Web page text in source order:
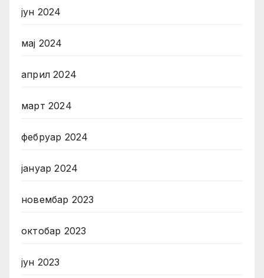
јун 2024
мај 2024
април 2024
март 2024
фебруар 2024
јануар 2024
новембар 2023
октобар 2023
јун 2023